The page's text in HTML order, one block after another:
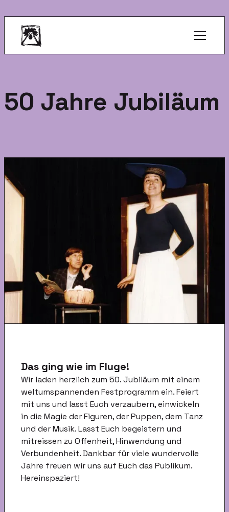
50 Jahre Jubiläum
Das ging wie im Fluge!
Wir laden herzlich zum 50. Jubiläum mit einem
weltumspannenden Festprogramm ein. Feiert
mit uns und lasst Euch verzaubern, einwickeln
in die Magie der Figuren, der Puppen, dem Tanz
und der Musik. Lasst Euch begeistern und
mitreissen zu Offenheit, Hinwendung und
Verbundenheit. Dankbar für viele wundervolle
Jahre freuen wir uns auf Euch das Publikum.
Hereinspaziert!